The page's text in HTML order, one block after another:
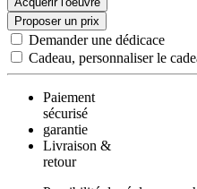
Proposer un prix
Demander une dédicace
Cadeau, personnaliser le
Paiement
sécurisé
garantie
Livraison &
retour